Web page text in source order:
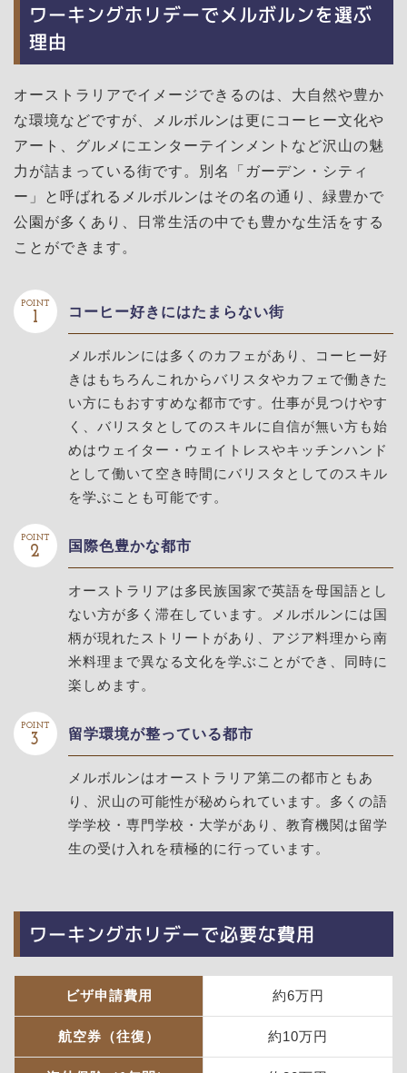
ワーキングホリデーでメルボルンを選ぶ
理由
オーストラリアでイメージできるのは、大自然や豊か
な環境などですが、メルボルンは更にコーヒー文化や
アート、グルメにエンターテインメントなど沢山の魅
力が詰まっている街です。別名「ガーデン・シティ
ー」と呼ばれるメルボルンはその名の通り、緑豊かで
公園が多くあり、日常生活の中でも豊かな生活をする
ことができます。
POINT
1 コーヒー好きにはたまらない街
メルボルンには多くのカフェがあり、コーヒー好
きはもちろんこれからバリスタやカフェで働きた
い方にもおすすめな都市です。仕事が見つけやす
く、バリスタとしてのスキルに自信が無い方も始
めはウェイター・ウェイトレスやキッチンハンド
として働いて空き時間にバリスタとしてのスキル
を学ぶことも可能です。
POINT
2 国際色豊かな都市
オーストラリアは多民族国家で英語を母国語とし
ない方が多く滞在しています。メルボルンには国
柄が現れたストリートがあり、アジア料理から南
米料理まで異なる文化を学ぶことができ、同時に
楽しめます。
POINT
3 留学環境が整っている都市
メルボルンはオーストラリア第二の都市ともあ
り、沢山の可能性が秘められています。多くの語
学学校・専門学校・大学があり、教育機関は留学
生の受け入れを積極的に行っています。
ワーキングホリデーで必要な費用
ビザ申請費用 約6万円
航空券（往復） 約10万円